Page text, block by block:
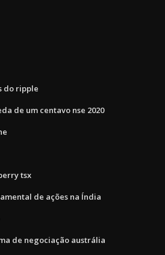
do ripple
de um centavo nse 2020
tsx
de ações na Índia
de negociação austrália